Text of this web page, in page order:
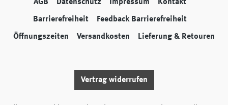
AGB Datenschutz Impressum Kontakt
Barrierefreiheit Feedback Barrierefreiheit
Öffnungszeiten Versandkosten Lieferung & Retouren
Vertrag widerrufen